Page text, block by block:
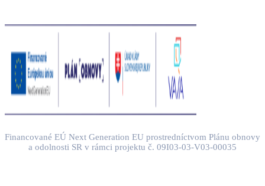
Financované EÚ Next Generation EU prostredníctvom Plánu obnovy
a odolnosti SR v rámci projektu č. 09I03-03-V03-00035